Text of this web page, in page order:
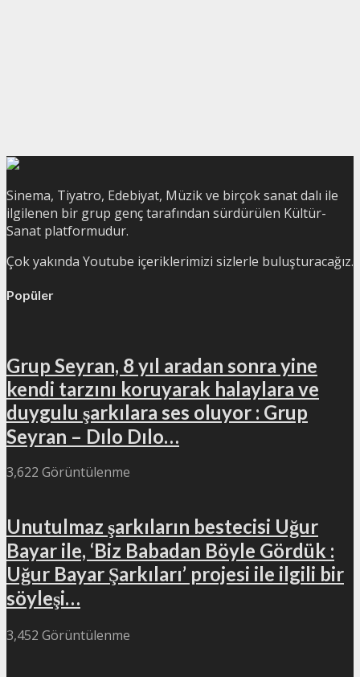
Sinema, Tiyatro, Edebiyat, Müzik ve birçok sanat dalı ile
ilgilenen bir grup genç tarafından sürdürülen Kültür-
Sanat platformudur.
Çok yakında Youtube içeriklerimizi sizlerle buluşturacağız.
Popüler
Grup Seyran, 8 yıl aradan sonra yine
kendi tarzını koruyarak halaylara ve
duygulu şarkılara ses oluyor : Grup
Seyran – Dılo Dılo…
3,622 Görüntülenme
Unutulmaz şarkıların bestecisi Uğur
Bayar ile, ‘Biz Babadan Böyle Gördük :
Uğur Bayar Şarkıları’ projesi ile ilgili bir
söyleşi…
3,452 Görüntülenme